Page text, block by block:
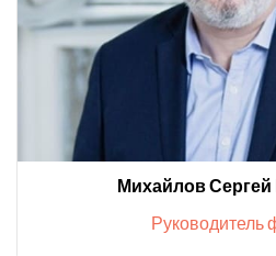
Михайлов
Руководитель